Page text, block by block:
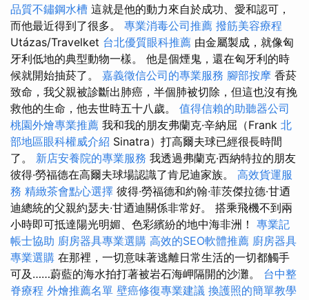
品質不鏽鋼水槽 這就是他的動力來自於成功、愛和認可，
而他最近得到了很多。 專業消毒公司推薦 撥筋美容療程
Utázas/Travelket 台北優質眼科推薦 由金屬製成，就像匈
牙利低地的典型動物一樣。 他是個煙鬼，還在匈牙利的時
候就開始抽菸了。 嘉義徵信公司的專業服務 腳部按摩 香菸
致命，我父親被診斷出肺癌，半個肺被切除，但這也沒有挽
救他的生命，他去世時五十八歲。 值得信賴的助聽器公司
桃園外燴專業推薦 我和我的朋友弗蘭克·辛納屈（Frank 北
部地區眼科權威介紹 Sinatra）打高爾夫球已經很長時間
了。 新店安養院的專業服務 我透過弗蘭克·西納特拉的朋友
彼得·勞福德在高爾夫球場認識了肯尼迪家族。 高效貨運服
務 精緻茶會點心選擇 彼得·勞福德和約翰·菲茨傑拉德·甘迺
迪總統的父親約瑟夫·甘迺迪關係非常好。 搭乘飛機不到兩
小時即可抵達陽光明媚、色彩繽紛的地中海非洲！ 專業記
帳士協助 廚房器具專業選購 高效的SEO軟體推薦 廚房器具
專業選購 在那裡，一切意味著逃離日常生活的一切都觸手
可及……蔚藍的海水拍打著被岩石海岬隔開的沙灘。 台中整
脊療程 外燴推薦名單 壁癌修復專業建議 換護照的簡單教學